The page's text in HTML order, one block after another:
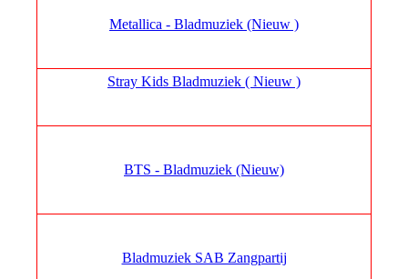
Metallica - Bladmuziek (Nieuw )
Stray Kids Bladmuziek ( Nieuw )
BTS - Bladmuziek (Nieuw)
Bladmuziek SAB Zangpartij